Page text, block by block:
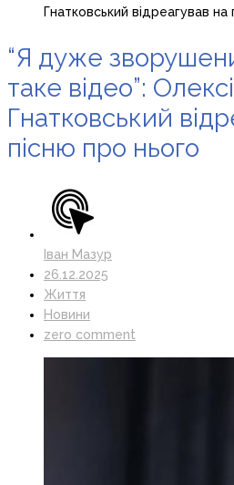
Гнатковський відреагував на
“Я дуже
таке відео”:
Гнатковський
пісню про нього
Іван Мазур
26.12.2025
Життя
Новини
zero comment